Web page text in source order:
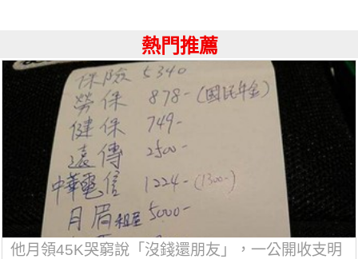
熱門推薦
他月領45K哭窮說「沒錢還朋友」，一公開收支明